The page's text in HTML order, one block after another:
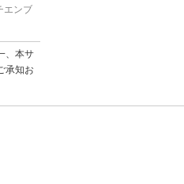
エンブ
、本サ
承知お